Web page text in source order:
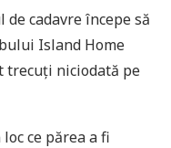
cadavre începe să
Island Home
trecuți niciodată pe
ce părea a fi